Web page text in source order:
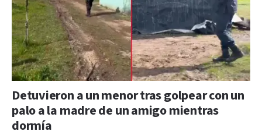
Detuvieron a un menor tras golpear con un
palo a la madre de un amigo mientras
dormía